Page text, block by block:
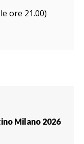
ore 21.00)
Milano 2026